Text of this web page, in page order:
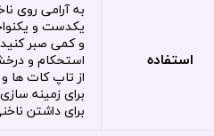
استفاده
به آرامی روی
یکدست و
و کمی صبر
استحکام و
از تاپ کات ها
برای زمینه
برای داشتن